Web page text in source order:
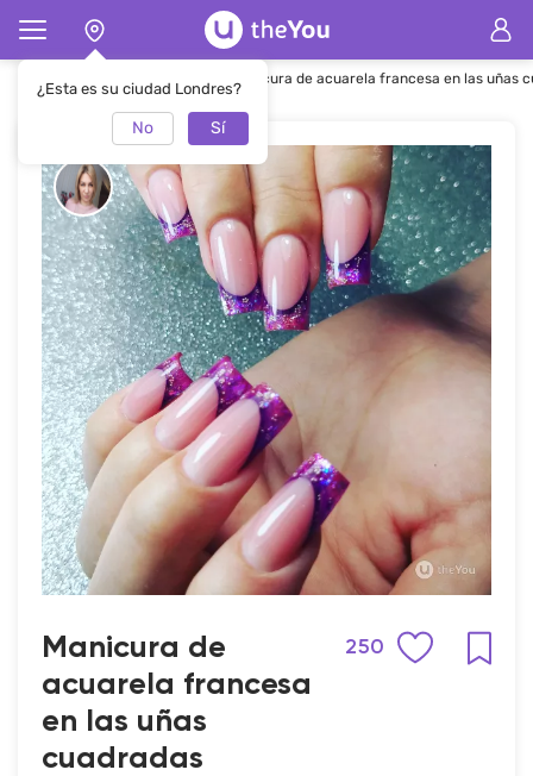
¿Esta es su ciudad Londres?
No Sí
Página de inicio Manicura Manicura de acuarela francesa en las uñas
Manicura de
acuarela francesa
en las uñas
cuadradas
250